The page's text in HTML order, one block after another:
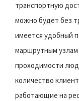
транспортную
можно будет без
имеется удобный
маршрутным узлам
проходимости
количество
работающие на